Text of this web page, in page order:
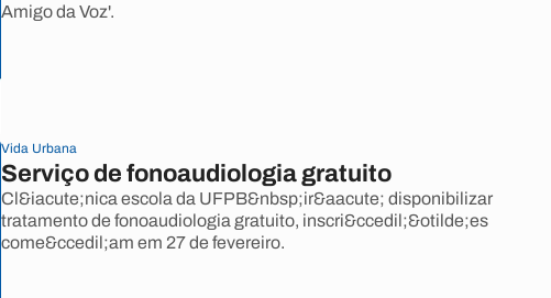
Amigo da Voz'.
Vida Urbana
Serviço de fonoaudiologia gratuito
Cl&iacute;nica escola da UFPB&nbsp;ir&aacute; disponibilizar
tratamento de fonoaudiologia gratuito, inscri&ccedil;&otilde;es
come&ccedil;am em 27 de fevereiro.